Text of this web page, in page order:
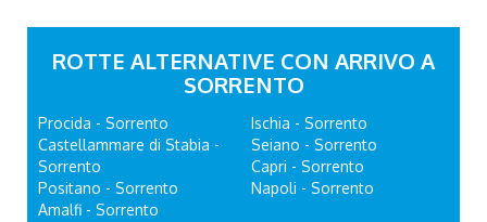
ROTTE ALTERNATIVE CON ARRIVO A
SORRENTO
Procida - Sorrento
Castellammare di Stabia -
Sorrento
Positano - Sorrento
Amalfi - Sorrento
Ischia - Sorrento
Seiano - Sorrento
Capri - Sorrento
Napoli - Sorrento